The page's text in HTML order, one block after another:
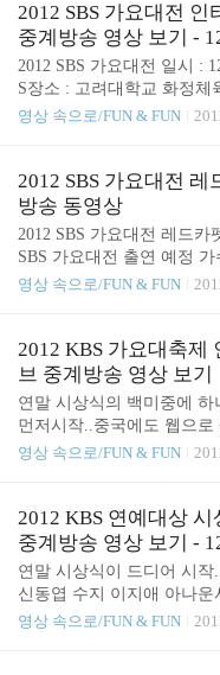
2012 SBS 가요대전
중계방송 영상 보기 -
2012 SBS 가요대전 일시 :
S장소 : 고려대학교 화정체
유, 수지 "The Color of K-
BS 가요대전 출연 예정 가
빅뱅,2NE1,비스트,샤이니
탑,카라,포미닛,씨스타,애
이하이,에프엑스,씨엔블루
O,B.A.P,에일리,B1A4,김
사이트 - http://
영상 속으로/FUN & FUN
2012 SBS 가요대전
방송 동영상
2012 SBS 가요대전 레드
SBS 가요대전 출연 예정
트,샤이니,2AM,인피니트,
2012 SBS! 레드카펫에서
서 생중계로 보내드립니다.
onair/
youtube.com/user/SBSNOW1/
영상 속으로/FUN & FUN
2012 KBS 가요대축제
브 중계방송 영상 보기
연말 시상식의 백미중에 하
먼저시작..중국에도 웹으
방신기,슈퍼주니어,카라,씨
티아라 YG 소속 가수들은
KBS에서는 오는 12월 28일
열립니다. 2012년을 빛낸
OP을 전 세계에 알린 주역
대향연!185분간 1,2부로 보
S 가요 대축제!한국 최고의
영상 속으로/FUN & FUN
2012 KBS 연예대상
중계방송 영상 보기 -
연말 시상식이 드디어 시
신동엽 수지 이지애 아나운
전보다 시상도 많아지고 연
영상 속으로/FUN & FUN